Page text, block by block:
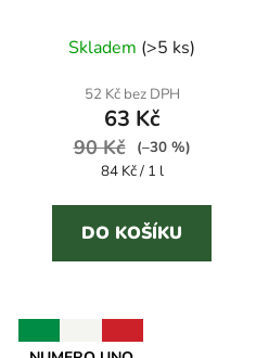
odvápňovač pračky
Skladem (>5 ks)
52 Kč bez DPH
63 Kč
90 Kč
(–30 %)
Měrná
84 Kč / 1 l
DO KOŠÍKU
NUMERO UNO